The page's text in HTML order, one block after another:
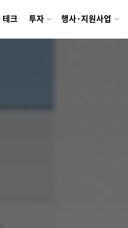
테크 투자 행사·지원사업